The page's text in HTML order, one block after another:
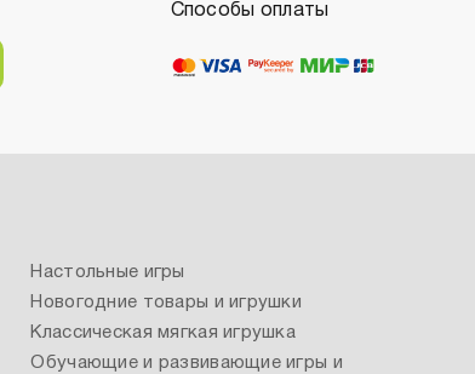
Способы оплаты
Настольные игры
Новогодние товары и игрушки
Классическая мягкая игрушка
Обучающие и развивающие игры и